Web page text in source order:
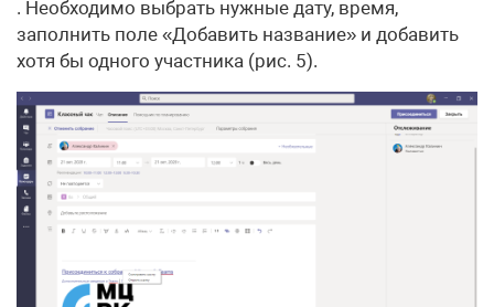
. Необходимо выбрать нужные дату, время,
заполнить поле «Добавить название» и добавить
хотя бы одного участника (рис. 5).